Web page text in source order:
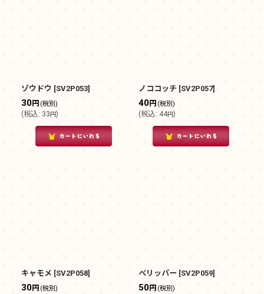
ゾウドウ [SV2P053]
30円 (税別)
(税込: 33円)
ノココッチ [SV2P057]
40円 (税別)
(税込: 44円)
キャモメ [SV2P058]
30円 (税別)
ペリッパー [SV2P059]
50円 (税別)